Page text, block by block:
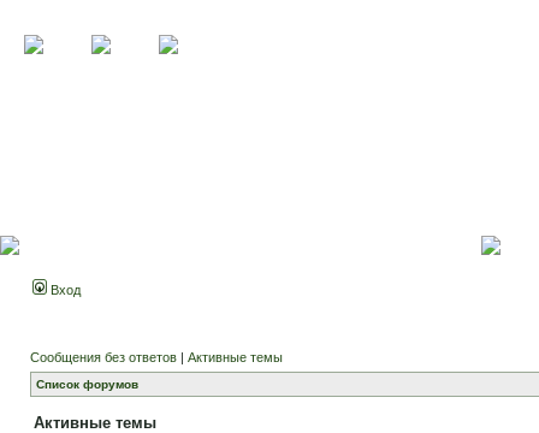
Вход
Сообщения без ответов | Активные темы
Список форумов
Активные темы